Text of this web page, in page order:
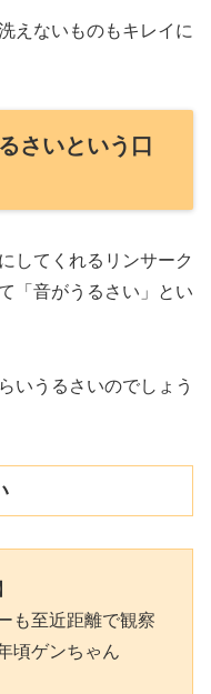
えないものもキレイに
さいという口
してくれるリンサーク
「音がうるさい」とい
いうるさいのでしょう
も至近距離で観察
頃ゲンちゃん